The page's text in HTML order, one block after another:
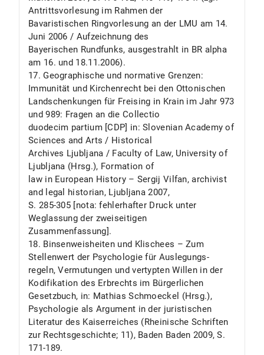
Antrittsvorlesung im Rahmen der
Bavaristischen Ringvorlesung an der LMU am 14.
Juni 2006 / Aufzeichnung des
Bayerischen Rundfunks, ausgestrahlt in BR alpha
am 16. und 18.11.2006).
17. Geographische und normative Grenzen:
Immunität und Kirchenrecht bei den Ottonischen
Landschenkungen für Freising in Krain im Jahr 973
und 989: Fragen an die Collectio
duodecim partium [CDP] in: Slovenian Academy of
Sciences and Arts / Historical
Archives Ljubljana / Faculty of Law, University of
Ljubljana (Hrsg.), Formation of
law in European History – Sergij Vilfan, archivist
and legal historian, Ljubljana 2007,
S. 285-305 [nota: fehlerhafter Druck unter
Weglassung der zweiseitigen
Zusammenfassung].
18. Binsenweisheiten und Klischees – Zum
Stellenwert der Psychologie für Auslegungs-
regeln, Vermutungen und vertypten Willen in der
Kodifikation des Erbrechts im Bürgerlichen
Gesetzbuch, in: Mathias Schmoeckel (Hrsg.),
Psychologie als Argument in der juristischen
Literatur des Kaiserreiches (Rheinische Schriften
zur Rechtsgeschichte; 11), Baden Baden 2009, S.
171-189.